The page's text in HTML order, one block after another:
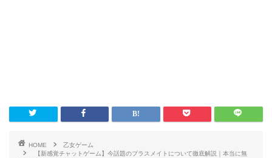
HOME
乙女ゲーム
【新感覚チャットゲーム】今話題のプラスメイトについて徹底解説｜本当に無